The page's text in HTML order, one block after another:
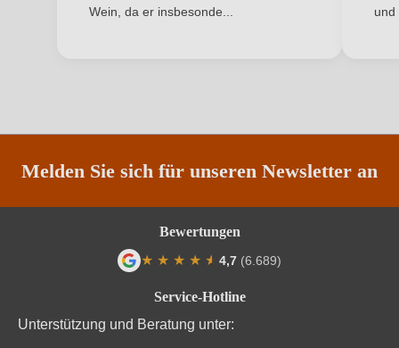
0,75 L
Wein, da er insbesonde...
und
Melden Sie sich für unseren Newsletter an
Service-Hotline
Unterstützung und Beratung unter:
Bewertungen
★ ★ ★ ★ ★
★ 4,7 (6.689)